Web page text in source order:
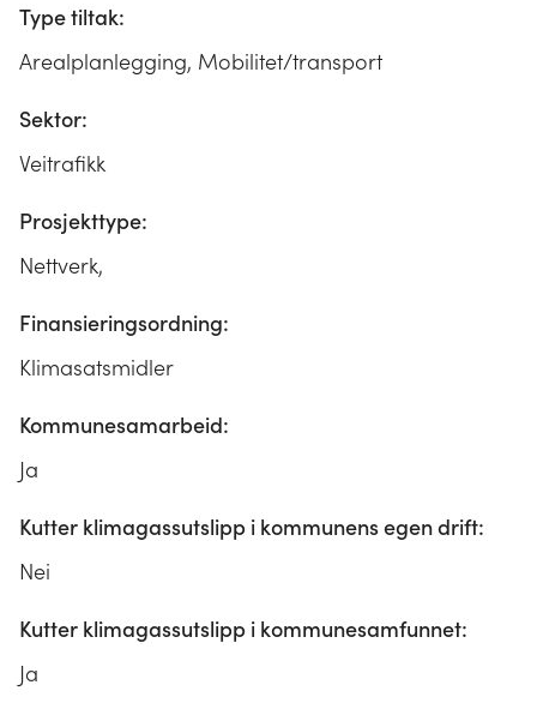
Type tiltak:
Arealplanlegging, Mobilitet/transport
Sektor:
Veitrafikk
Prosjekttype:
Nettverk,
Finansieringsordning:
Klimasatsmidler
Kommunesamarbeid:
Ja
Kutter klimagassutslipp i kommunens egen drift:
Nei
Kutter klimagassutslipp i kommunesamfunnet:
Ja